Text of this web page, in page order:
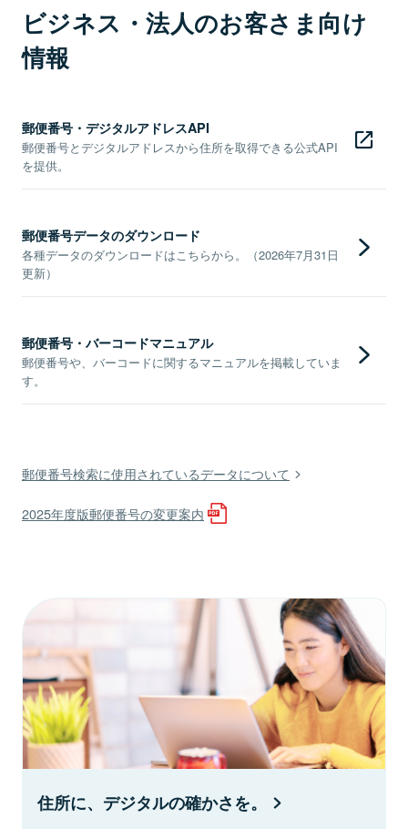
ビジネス・法人のお客さま向け
情報
郵便番号・デジタルアドレスAPI
郵便番号とデジタルアドレスから住所を取得できる公式API
を提供。
郵便番号データのダウンロード
各種データのダウンロードはこちらから。（2026年7月31日
更新）
郵便番号・バーコードマニュアル
郵便番号や、バーコードに関するマニュアルを掲載していま
す。
郵便番号検索に使用されているデータについて
2025年度版郵便番号の変更案内
住所に、デジタルの確かさを。